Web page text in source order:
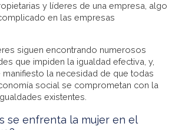
y líderes de una empresa, algo
en las empresas
siguen encontrando numerosos
que impiden la igualdad efectiva, y,
la necesidad de que todas
social se comprometan con la
existentes.
se enfrenta la mujer en el